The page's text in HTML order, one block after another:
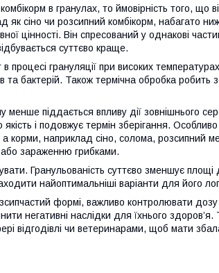
в гранулах, то ймовірність того, що
як сіно чи розсипний комбікорм, набагато
цінності. Він спресований у однакові
суттєво краще.
грануляції при високих
та бактерій. Також термічна обробка робить
менше піддається впливу дії зовнішнього
і подовжує термін зберігання.
корми, наприклад сіно, солома, розсипний
або зараженню грибками.
Гранульованість суттєво зменшує площі
найоптимальніші варіанти для його
формі, важливо контролювати
негативні наслідки для їхнього здоров’я.
відгодівлі чи ветеринарами, щоб мати